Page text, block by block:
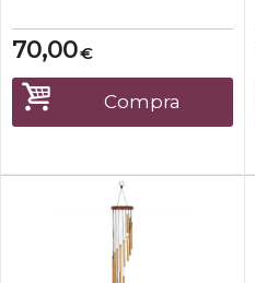
l'ambiente e invita a
sognare.Questi carillon sono
caratterizzati da una
risonanza particolarmente
buona e da una lunga ...
€
70,00
Compra